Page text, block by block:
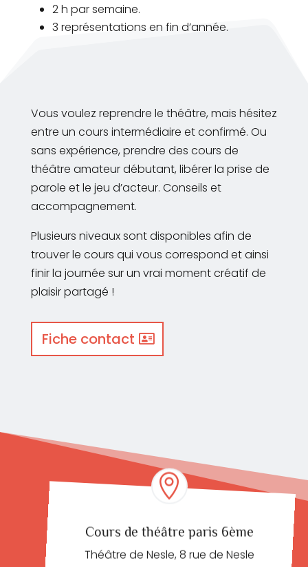
2 h par semaine.
3 représentations en fin d’année.
Vous voulez reprendre le théâtre, mais hésitez
entre un cours intermédiaire et confirmé. Ou
sans expérience, prendre des cours de
théâtre amateur débutant, libérer la prise de
parole et le jeu d’acteur. Conseils et
accompagnement.
Plusieurs niveaux sont disponibles afin de
trouver le cours qui vous correspond et ainsi
finir la journée sur un vrai moment créatif de
plaisir partagé !
Fiche contact

Cours de théâtre paris 6ème
Théâtre de Nesle, 8 rue de Nesle